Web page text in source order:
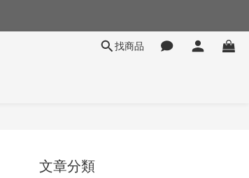
找商品
文章分類